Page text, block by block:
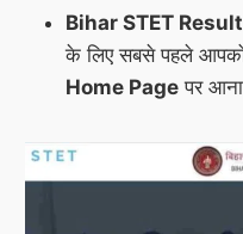
Bihar STET
के लिए सबसे पहले
Home Pageपर आना